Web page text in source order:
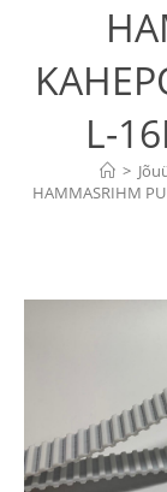
L-
>
HAMMASRIHM